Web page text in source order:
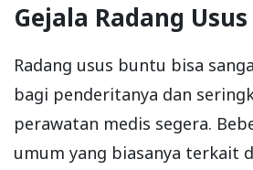
Gejala Radang
Radang usus buntu bisa
bagi penderitanya dan
perawatan medis segera.
umum yang biasanya terkait